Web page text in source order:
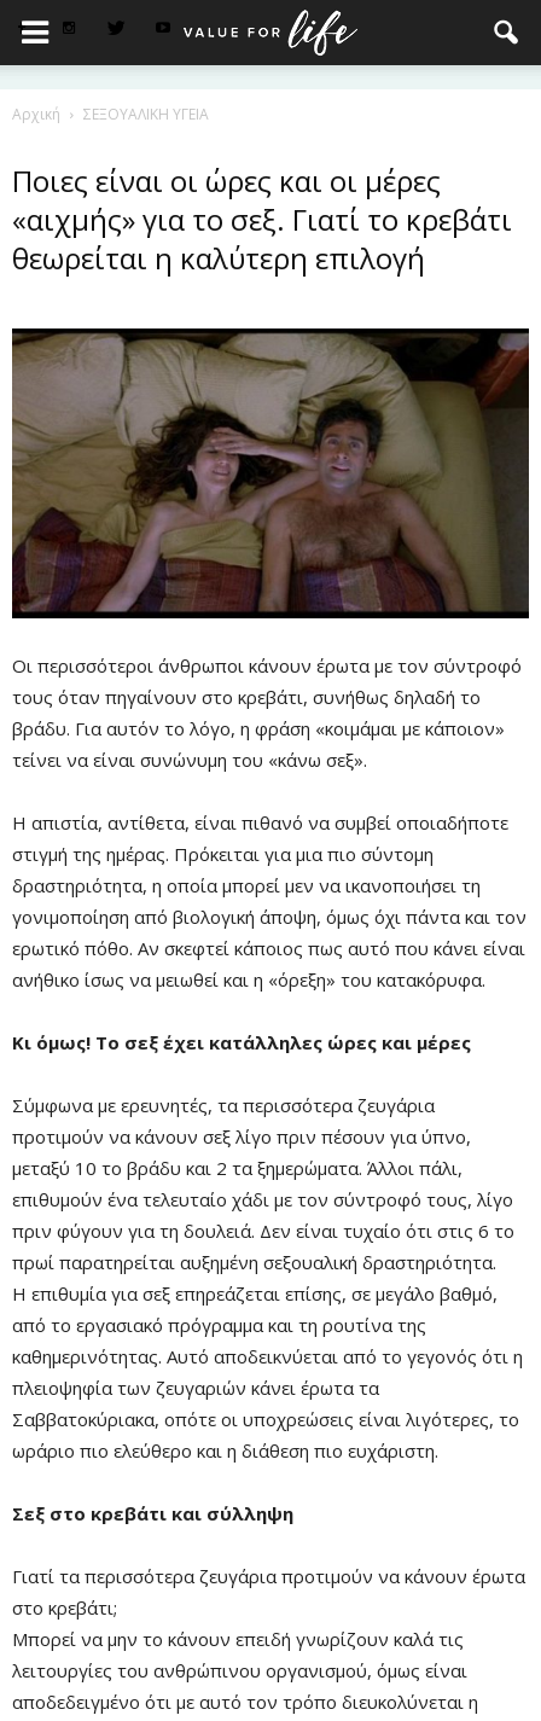
Αρχική ΣΕΞΟΥΑΛΙΚΗ ΥΓΕΙΑ
Ποιες είναι οι ώρες και οι μέρες
«αιχμής» για το σεξ. Γιατί το κρεβάτι
θεωρείται η καλύτερη επιλογή
Οι περισσότεροι άνθρωποι κάνουν έρωτα με τον σύντροφό
τους όταν πηγαίνουν στο κρεβάτι, συνήθως δηλαδή το
βράδυ. Για αυτόν το λόγο, η φράση «κοιμάμαι με κάποιον»
τείνει να είναι συνώνυμη του «κάνω σεξ».
Remaining
Time
-0:00
Mute
Η απιστία, αντίθετα, είναι πιθανό να συμβεί οποιαδήποτε
στιγμή της ημέρας. Πρόκειται για μια πιο σύντομη
δραστηριότητα, η οποία μπορεί μεν να ικανοποιήσει τη
γονιμοποίηση από βιολογική άποψη, όμως όχι πάντα και τον
ερωτικό πόθο. Αν σκεφτεί κάποιος πως αυτό που κάνει είναι
ανήθικο ίσως να μειωθεί και η «όρεξη» του κατακόρυφα.
Κι όμως! Το σεξ έχει κατάλληλες ώρες και μέρες
Σύμφωνα με ερευνητές, τα περισσότερα ζευγάρια
προτιμούν να κάνουν σεξ λίγο πριν πέσουν για ύπνο,
μεταξύ 10 το βράδυ και 2 τα ξημερώματα. Άλλοι πάλι,
επιθυμούν ένα τελευταίο χάδι με τον σύντροφό τους, λίγο
πριν φύγουν για τη δουλειά. Δεν είναι τυχαίο ότι στις 6 το
πρωί παρατηρείται αυξημένη σεξουαλική δραστηριότητα.
Η επιθυμία για σεξ επηρεάζεται επίσης, σε μεγάλο βαθμό,
από το εργασιακό πρόγραμμα και τη ρουτίνα της
καθημερινότητας. Αυτό αποδεικνύεται από το γεγονός ότι η
πλειοψηφία των ζευγαριών κάνει έρωτα τα
Σαββατοκύριακα, οπότε οι υποχρεώσεις είναι λιγότερες, το
ωράριο πιο ελεύθερο και η διάθεση πιο ευχάριστη.
Σεξ στο κρεβάτι και σύλληψη
Γιατί τα περισσότερα ζευγάρια προτιμούν να κάνουν έρωτα
στο κρεβάτι;
Μπορεί να μην το κάνουν επειδή γνωρίζουν καλά τις
λειτουργίες του ανθρώπινου οργανισμού, όμως είναι
αποδεδειγμένο ότι με αυτό τον τρόπο διευκολύνεται η